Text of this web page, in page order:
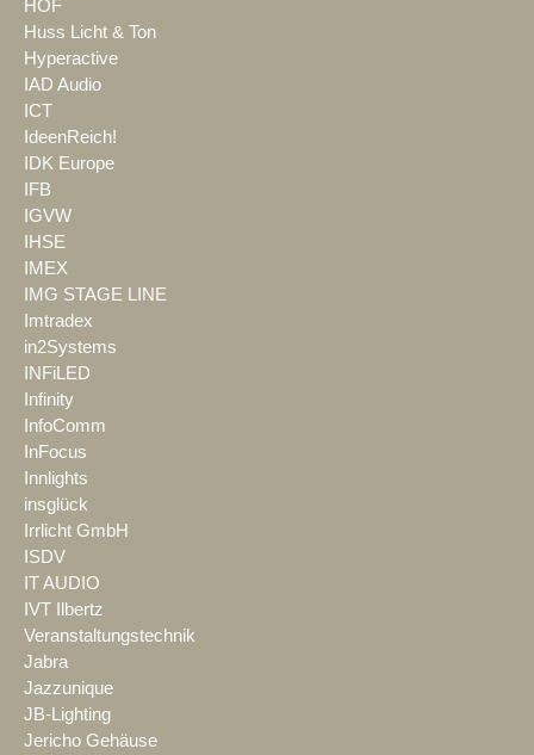
HOF
Huss Licht & Ton
Hyperactive
IAD Audio
ICT
IdeenReich!
IDK Europe
IFB
IGVW
IHSE
IMEX
IMG STAGE LINE
Imtradex
in2Systems
INFiLED
Infinity
InfoComm
InFocus
Innlights
insglück
Irrlicht GmbH
ISDV
IT AUDIO
IVT Ilbertz
Veranstaltungstechnik
Jabra
Jazzunique
JB-Lighting
Jericho Gehäuse